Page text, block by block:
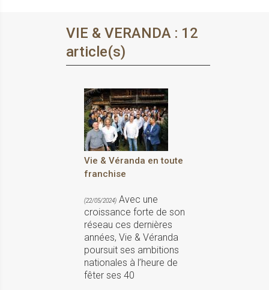
VIE & VERANDA : 12
article(s)
Vie & Véranda en toute
franchise
(22/05/2024) Avec une
croissance forte de son
réseau ces dernières
années, Vie & Véranda
poursuit ses ambitions
nationales à l’heure de
fêter ses 40